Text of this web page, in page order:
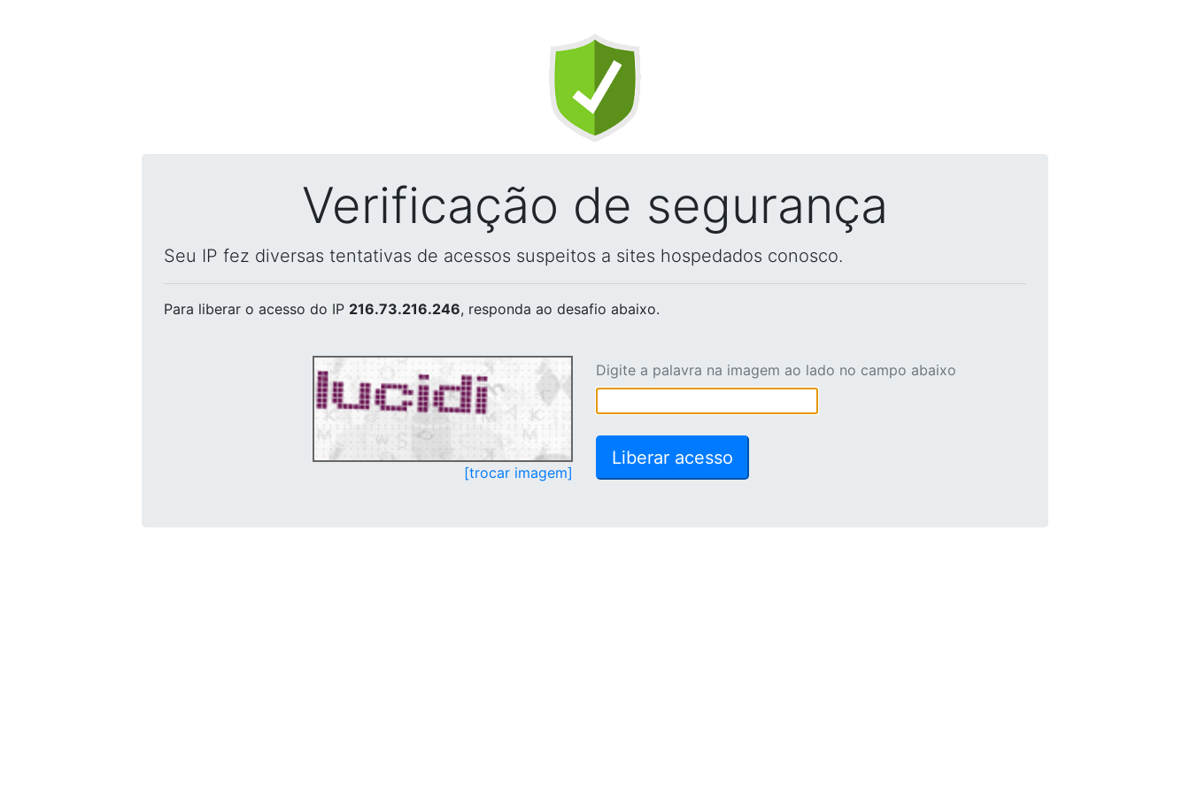
Verificação de segurança
Seu IP fez diversas tentativas de acessos suspeitos a sites hospedados conosco.
Para liberar o acesso do IP 216.73.216.246, responda ao desafio abaixo.
[trocar imagem]
Digite a palavra na imagem ao lado no campo abaixo